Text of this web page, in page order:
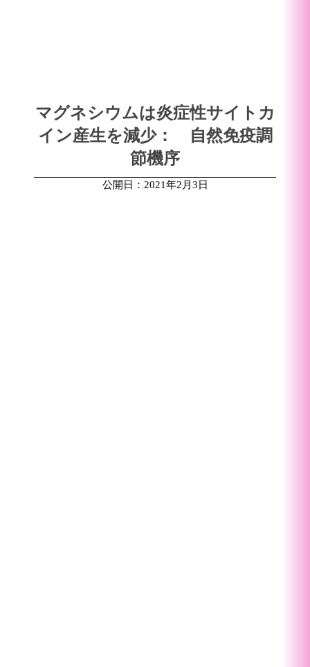
マグネシウムは炎症性サイトカ
イン産生を減少： 自然免疫調
節機序
公開日：2021年2月3日